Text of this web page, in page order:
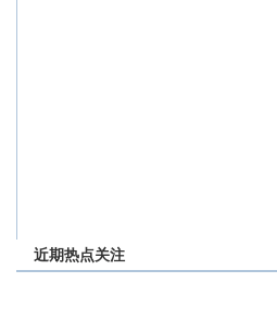
近期热点关注